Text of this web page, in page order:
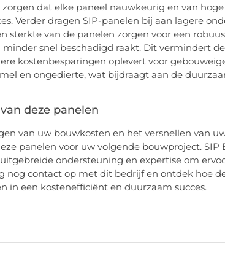
dat elke paneel nauwkeurig en van
Verder dragen SIP-panelen bij aan lagere
sterkte van de panelen zorgen voor een
snel beschadigd raakt. Dit vermindert
kostenbesparingen oplevert voor
en ongedierte, wat bijdraagt aan de
deze panelen
van uw bouwkosten en het versnellen van
panelen voor uw volgende bouwproject. SIP
ondersteuning en expertise om
nog contact op met dit bedrijf en ontdek hoe
in een kostenefficiënt en duurzaam succes.